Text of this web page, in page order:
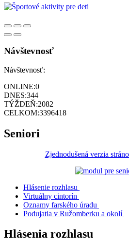
Návštevnosť
Návštevnosť:
ONLINE:0
DNES:344
TÝŽDEŇ:2082
CELKOM:3396418
Seniori
Zjednodušená verzia
Hlásenie rozhlasu
Virtuálny cintorín
Oznamy farského úradu
Podujatia v Ružomberku a okolí
Hlásenia rozhlasu